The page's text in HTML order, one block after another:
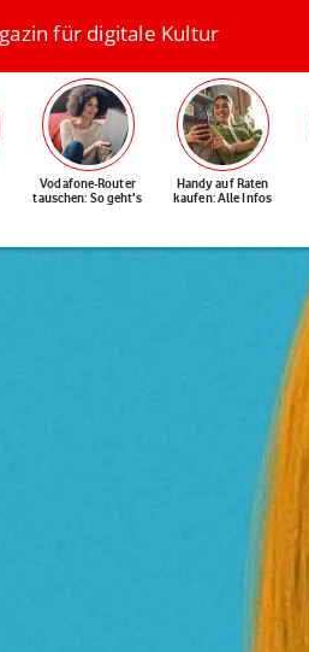
für digitale Kultur
Vodafone-Router
tauschen: So geht's
Handy auf Raten
kaufen: Alle Infos